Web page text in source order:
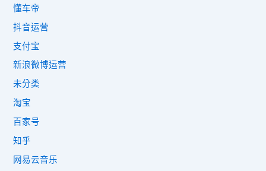
懂车帝
抖音运营
支付宝
新浪微博运营
未分类
淘宝
百家号
知乎
网易云音乐